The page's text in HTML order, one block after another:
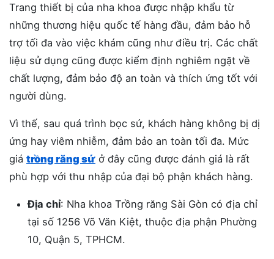
Trang thiết bị của nha khoa được nhập khẩu từ
những thương hiệu quốc tế hàng đầu, đảm bảo hỗ
trợ tối đa vào việc khám cũng như điều trị. Các chất
liệu sử dụng cũng được kiểm định nghiêm ngặt về
chất lượng, đảm bảo độ an toàn và thích ứng tốt với
người dùng.
Vì thế, sau quá trình bọc sứ, khách hàng không bị dị
ứng hay viêm nhiễm, đảm bảo an toàn tối đa. Mức
giá trồng răng sứ ở đây cũng được đánh giá là rất
phù hợp với thu nhập của đại bộ phận khách hàng.
Địa chỉ: Nha khoa Trồng răng Sài Gòn có địa chỉ
tại số 1256 Võ Văn Kiệt, thuộc địa phận Phường
10, Quận 5, TPHCM.